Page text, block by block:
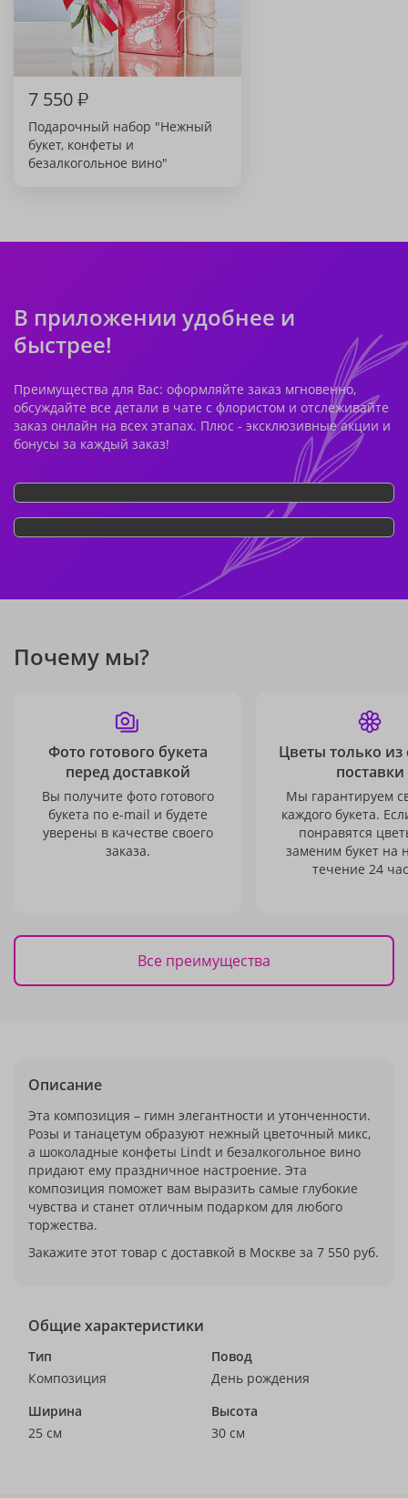
7 550₽
Подарочный набор "Нежный
букет, конфеты и
безалкогольное вино"
В приложении удобнее и
быстрее!
Преимущества для Вас: оформляйте заказ мгновенно,
обсуждайте все детали в чате с флористом и отслеживайте
заказ онлайн на всех этапах. Плюс - эксклюзивные акции и
бонусы за каждый заказ!
Почему мы?
Фото готового букета
перед доставкой
Вы получите фото готового
букета по e-mail и будете
уверены в качестве своего
заказа.
Цветы только из
поставки
Мы гарантируем
каждого букета.
понравятся
заменим букет на
течение 24
Все преимущества
Описание
Эта композиция – гимн элегантности и утонченности.
Розы и танацетум образуют нежный цветочный микс,
а шоколадные конфеты Lindt и безалкогольное вино
придают ему праздничное настроение. Эта
композиция поможет вам выразить самые глубокие
чувства и станет отличным подарком для любого
торжества.
Закажите этот товар с доставкой в Москве за 7 550 руб.
Общие характеристики
Тип
Композиция
Повод
День рождения
Ширина
25 см
Высота
30 см